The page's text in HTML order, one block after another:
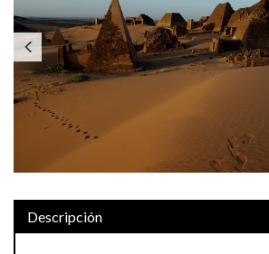
Previous
Descripción